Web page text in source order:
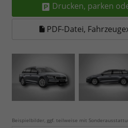
Drucken, parken
PDF-Datei,
Beispielbilder, ggf. teilweise mit